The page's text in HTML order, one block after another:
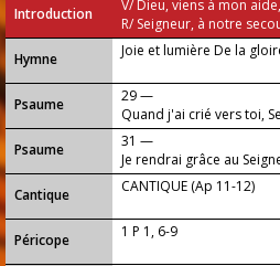
Introduction
V/ Dieu, viens à mon aide,
R/ Seigneur, à notre
...
Hymne Joie et lumière De la
Psaume
29 —
Quand j'ai crié vers toi,
Psaume
31 —
Je rendrai grâce au
Cantique
CANTIQUE (Ap 11-12)
Péricope 1 P 1, 6-9